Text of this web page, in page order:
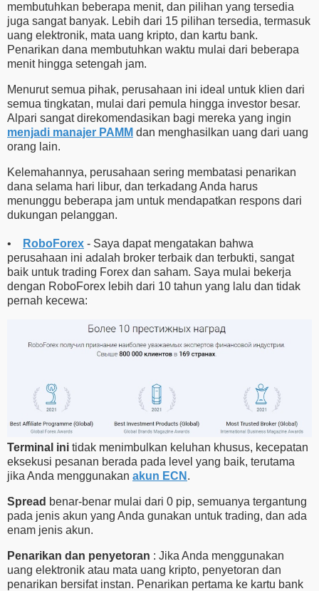
membutuhkan beberapa menit, dan pilihan yang tersedia
juga sangat banyak. Lebih dari 15 pilihan tersedia, termasuk
uang elektronik, mata uang kripto, dan kartu bank.
Penarikan dana membutuhkan waktu mulai dari beberapa
menit hingga setengah jam.
Menurut semua pihak, perusahaan ini ideal untuk klien dari
semua tingkatan, mulai dari pemula hingga investor besar.
Alpari sangat direkomendasikan bagi mereka yang ingin
menjadi manajer PAMM dan menghasilkan uang dari uang
orang lain.
Kelemahannya, perusahaan sering membatasi penarikan
dana selama hari libur, dan terkadang Anda harus
menunggu beberapa jam untuk mendapatkan respons dari
dukungan pelanggan.
• RoboForex - Saya dapat mengatakan bahwa
perusahaan ini adalah broker terbaik dan terbukti, sangat
baik untuk trading Forex dan saham. Saya mulai bekerja
dengan RoboForex lebih dari 10 tahun yang lalu dan tidak
pernah kecewa:
Terminal ini tidak menimbulkan keluhan khusus, kecepatan
eksekusi pesanan berada pada level yang baik, terutama
jika Anda menggunakan akun ECN .
Spread benar-benar mulai dari 0 pip, semuanya tergantung
pada jenis akun yang Anda gunakan untuk trading, dan ada
enam jenis akun.
Penarikan dan penyetoran : Jika Anda menggunakan
uang elektronik atau mata uang kripto, penyetoran dan
penarikan bersifat instan. Penarikan pertama ke kartu bank